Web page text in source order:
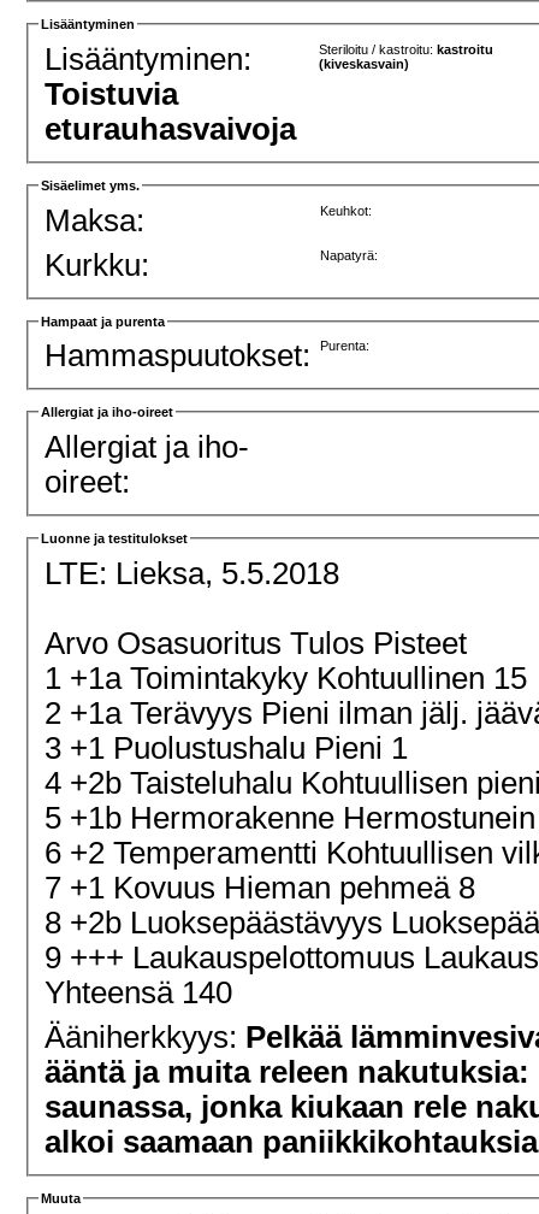
Lisääntyminen
Lisääntyminen:
Toistuvia
eturauhasvaivoja
Steriloitu / kastroitu:kastroitu
(kiveskasvain)
Sisäelimet yms.
Maksa: Keuhkot:
Kurkku: Napatyrä:
Hampaat ja purenta
Hammaspuutokset: Purenta:
Allergiat ja iho-oireet
Allergiat ja iho-
oireet:
Luonne ja testitulokset
LTE: Lieksa, 5.5.2018
Arvo Osasuoritus Tulos Pisteet
1 +1a Toimintakyky Kohtuullinen 15
2 +1a Terävyys Pieni ilman jälj.
3 +1 Puolustushalu Pieni 1
4 +2b Taisteluhalu Kohtuullisen
5 +1b Hermorakenne
6 +2 Temperamentti Kohtuullisen
7 +1 Kovuus Hieman pehmeä 8
8 +2b Luoksepäästävyys
9 +++ Laukauspelottomuus
Yhteensä 140
Ääniherkkyys: Pelkää
ääntä ja muita releen
saunassa, jonka kiukaan rele
alkoi saamaan
Muuta